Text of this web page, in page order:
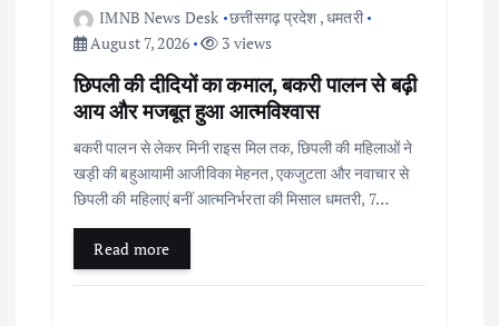
IMNB News Desk छत्तीसगढ़ प्रदेश ,धमतरी
August 7, 2026
3 views
छिपली की दीदियों का कमाल, बकरी पालन से बढ़ी
आय और मजबूत हुआ आत्मविश्वास
बकरी पालन से लेकर मिनी राइस मिल तक, छिपली की महिलाओं ने
खड़ी की बहुआयामी आजीविका मेहनत, एकजुटता और नवाचार से
छिपली की महिलाएं बनीं आत्मनिर्भरता की मिसाल धमतरी, 7…
Read more